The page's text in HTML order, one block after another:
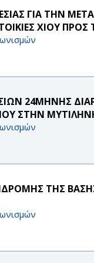
ΓΙΑ ΤΗΝ
ΧΙΟΥ
24ΜΗΝΗΣ
ΣΤΗΝ
ΤΗΣ